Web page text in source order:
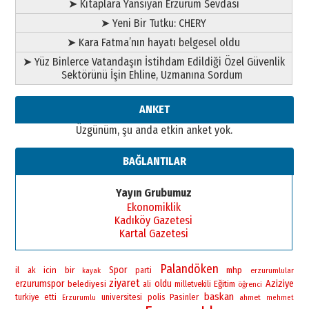
➤ Kitaplara Yansıyan Erzurum Sevdası
➤ Yeni Bir Tutku: CHERY
➤ Kara Fatma’nın hayatı belgesel oldu
➤ Yüz Binlerce Vatandaşın İstihdam Edildiği Özel Güvenlik
Sektörünü İşin Ehline, Uzmanına Sordum
ANKET
Üzgünüm, şu anda etkin anket yok.
BAĞLANTILAR
Yayın Grubumuz
Ekonomiklik
Kadıköy Gazetesi
Kartal Gazetesi
il ak icin bir kayak Spor parti Palandöken mhp erzurumlular
erzurumspor belediyesi ziyaret ali oldu milletvekili Eğitim öğrenci Aziziye
turkiye etti Erzurumlu universitesi polis Pasinler baskan ahmet mehmet